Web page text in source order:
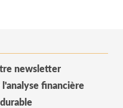
newsletter
financière